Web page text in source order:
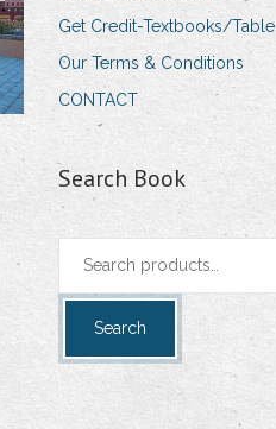
Get Credit-Textbooks/Table
Our Terms & Conditions
CONTACT
Search Book
Search